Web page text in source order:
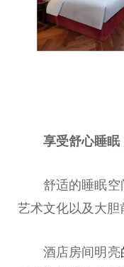
享受舒心睡眠
舒适的睡眠
艺术文化以及大胆
酒店房间明亮